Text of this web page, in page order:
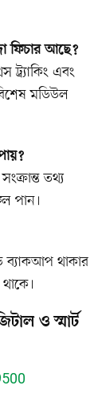
ফিচার আছে?
ট্র্যাকিং এবং
মডিউল
তথ্য
পান।
ব্যাকআপ থাকার
ও স্মার্ট